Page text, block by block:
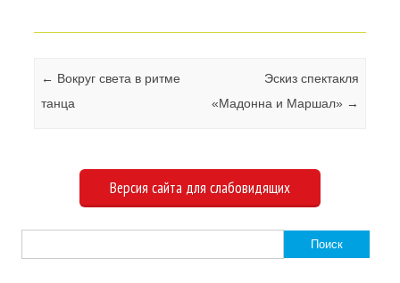
Навигация по записям
← Вокруг света в ритме
танца
Эскиз спектакля
«Мадонна и Маршал» →
Версия сайта для слабовидящих